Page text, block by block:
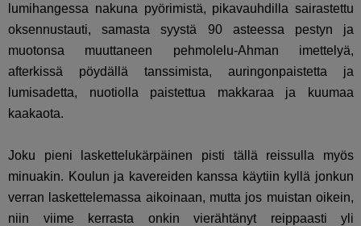
lumihangessa nakuna pyörimistä, pikavauhdilla sairastettu
oksennustauti, samasta syystä 90 asteessa pestyn ja
muotonsa muuttaneen pehmolelu-Ahman imettelyä,
afterkissä pöydällä tanssimista, auringonpaistetta ja
lumisadetta, nuotiolla paistettua makkaraa ja kuumaa
kaakaota.
Joku pieni laskettelukärpäinen pisti tällä reissulla myös
minuakin. Koulun ja kavereiden kanssa käytiin kyllä jonkun
verran laskettelemassa aikoinaan, mutta jos muistan oikein,
niin viime kerrasta onkin vierähtänyt reippaasti yli